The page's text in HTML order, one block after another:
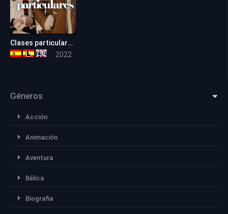
Clases particulares
2022
Géneros
Acción
Animación
Aventura
Bélica
Biografia